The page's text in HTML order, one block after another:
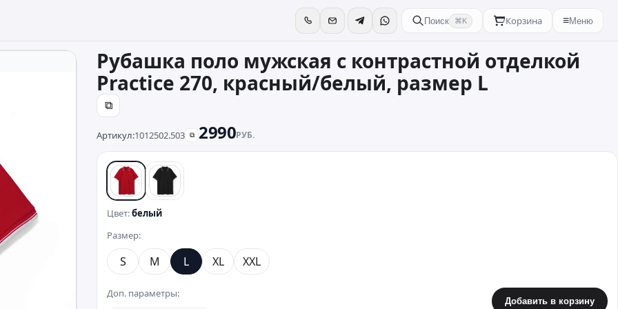
Поиск ⌘K Корзина ≡Меню
Рубашка поло мужская с контрастной отделкой
Practice 270, красный/белый, размер L
⧉
Артикул:1012502.503 ⧉ 2990РУБ.
белый черный
Цвет:белый
Размер:
S M L XL XXL
Доп. параметры:
Добавить в корзину